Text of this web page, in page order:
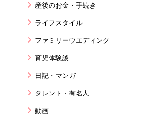
産後のお金・手続き
ライフスタイル
ファミリーウエディング
育児体験談
日記・マンガ
タレント・有名人
動画